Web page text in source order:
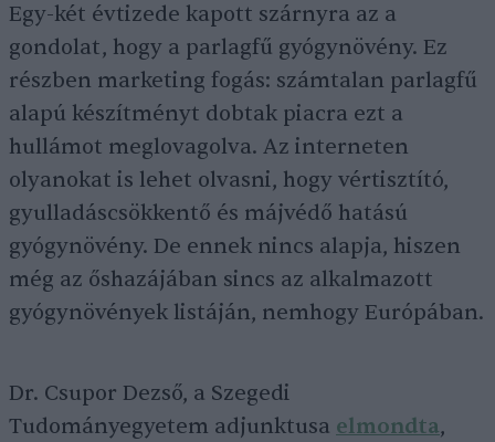
Egy-két évtizede kapott szárnyra az a
gondolat, hogy a parlagfű gyógynövény. Ez
részben marketing fogás: számtalan parlagfű
alapú készítményt dobtak piacra ezt a
hullámot meglovagolva. Az interneten
olyanokat is lehet olvasni, hogy vértisztító,
gyulladáscsökkentő és májvédő hatású
gyógynövény. De ennek nincs alapja, hiszen
még az őshazájában sincs az alkalmazott
gyógynövények listáján, nemhogy Európában.
Dr. Csupor Dezső, a Szegedi
Tudományegyetem adjunktusa elmondta,